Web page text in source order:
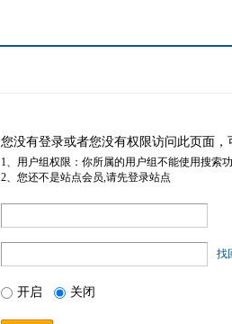
您没有登录或者您没有权限访问此页面
1、用户组权限：你所属的用户组不能使用搜索
2、您还不是站点会员,请先登录站点
找
开启 关闭